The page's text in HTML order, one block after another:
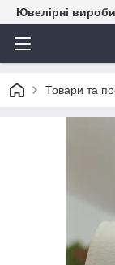
Ювелірні
Товари та